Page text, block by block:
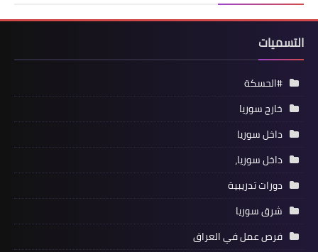
التسميات
#الحسكة
خارج سوريا
داخل سوريا
داخل سوريا،
دورات تدريبية
شرق سوريا
فرص عمل في العراق